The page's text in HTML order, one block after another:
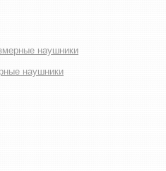
наушники
наушники